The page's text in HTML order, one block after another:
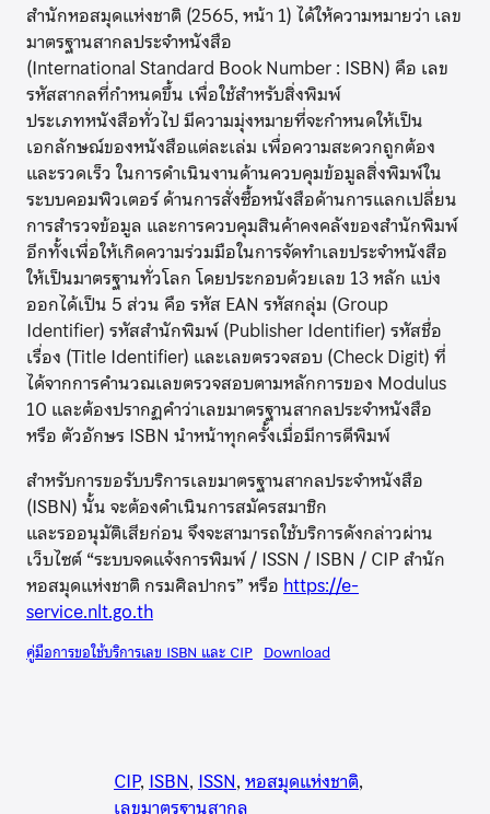
สำนักหอสมุดแห่งชาติ (2565, หน้า 1) ได้ให้ความหมายว่า เลข
มาตรฐานสากลประจำหนังสือ
(International Standard Book Number : ISBN) คือ เลข
รหัสสากลที่กำหนดขึ้น เพื่อใช้สำหรับสิ่งพิมพ์
ประเภทหนังสือทั่วไป มีความมุ่งหมายที่จะกำหนดให้เป็น
เอกลักษณ์ของหนังสือแต่ละเล่ม เพื่อความสะดวกถูกต้อง
และรวดเร็ว ในการดำเนินงานด้านควบคุมข้อมูลสิ่งพิมพ์ใน
ระบบคอมพิวเตอร์ ด้านการสั่งซื้อหนังสือด้านการแลกเปลี่ยน
การสำรวจข้อมูล และการควบคุมสินค้าคงคลังของสำนักพิมพ์
อีกทั้งเพื่อให้เกิดความร่วมมือในการจัดทำเลขประจำหนังสือ
ให้เป็นมาตรฐานทั่วโลก โดยประกอบด้วยเลข 13 หลัก แบ่ง
ออกได้เป็น 5 ส่วน คือ รหัส EAN รหัสกลุ่ม (Group
Identifier) รหัสสำนักพิมพ์ (Publisher Identifier) รหัสชื่อ
เรื่อง (Title Identifier) และเลขตรวจสอบ (Check Digit) ที่
ได้จากการคำนวณเลขตรวจสอบตามหลักการของ Modulus
10 และต้องปรากฏคำว่าเลขมาตรฐานสากลประจำหนังสือ
หรือ ตัวอักษร ISBN นำหน้าทุกครั้งเมื่อมีการตีพิมพ์
สำหรับการขอรับบริการเลขมาตรฐานสากลประจำหนังสือ
(ISBN) นั้น จะต้องดำเนินการสมัครสมาชิก
และรออนุมัติเสียก่อน จึงจะสามารถใช้บริการดังกล่าวผ่าน
เว็บไซต์ “ระบบจดแจ้งการพิมพ์ / ISSN / ISBN / CIP สำนัก
หอสมุดแห่งชาติ กรมศิลปากร” หรือ https://e-
service.nlt.go.th
คู่มือการขอใช้บริการเลข ISBN และ CIP Download
CIP, ISBN, ISSN, หอสมุดแห่งชาติ
เลขมาตรฐานสากล